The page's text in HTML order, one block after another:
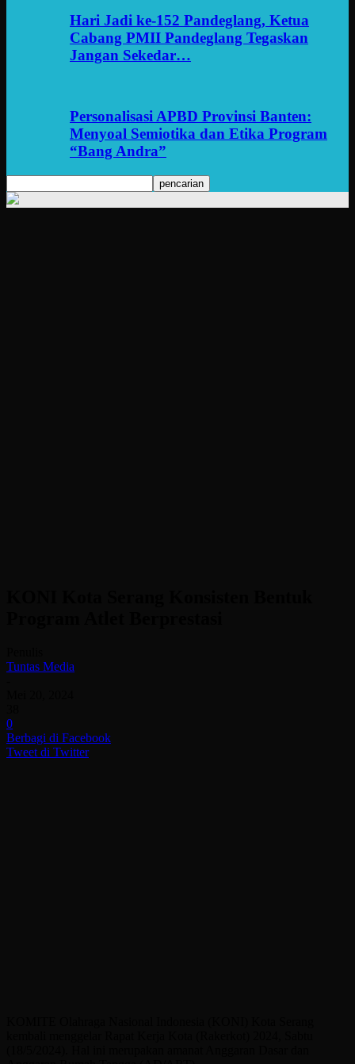
Hari Jadi ke-152 Pandeglang, Ketua
Cabang PMII Pandeglang Tegaskan
Jangan Sekedar…
Personalisasi APBD Provinsi Banten:
Menyoal Semiotika dan Etika Program
“Bang Andra”
Tuntas Media
0
Berbagi di Facebook
Tweet di Twitter